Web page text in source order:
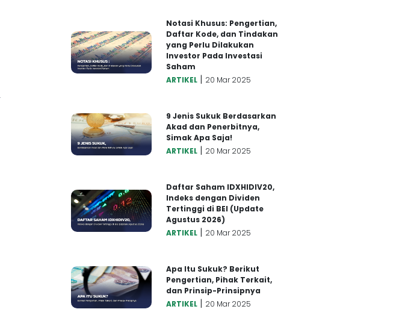
Notasi Khusus: Pengertian,
Daftar Kode, dan Tindakan
yang Perlu Dilakukan
Investor Pada Investasi
Saham
ARTIKEL | 20 Mar 2025
9 Jenis Sukuk Berdasarkan
Akad dan Penerbitnya,
Simak Apa Saja!
ARTIKEL | 20 Mar 2025
Daftar Saham IDXHIDIV20,
Indeks dengan Dividen
Tertinggi di BEI (Update
Agustus 2026)
ARTIKEL | 20 Mar 2025
Apa Itu Sukuk? Berikut
Pengertian, Pihak Terkait,
dan Prinsip-Prinsipnya
ARTIKEL | 20 Mar 2025